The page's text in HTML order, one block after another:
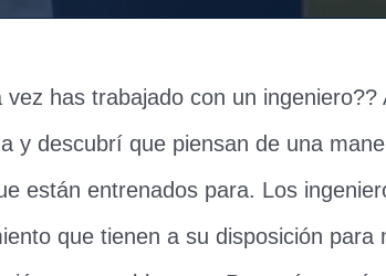
vez has trabajado con un
y descubrí que piensan de una
están entrenados para. Los
que tienen a su disposición